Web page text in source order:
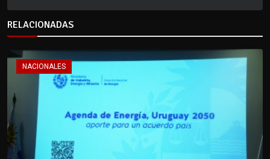
RELACIONADAS
NACIONALES